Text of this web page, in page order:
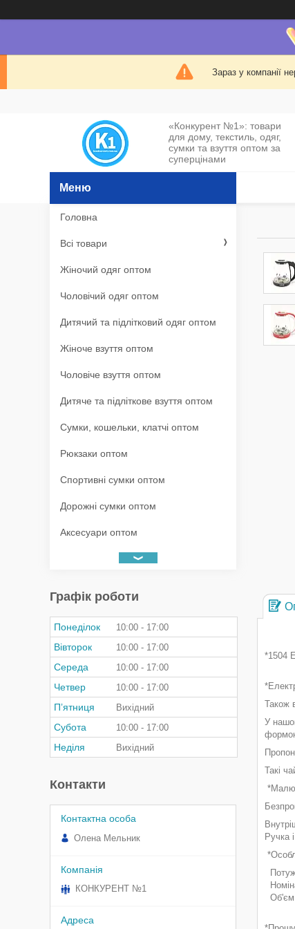
Зараз у компанії
«Конкурент №1»: товари
для дому, текстиль, одяг,
сумки та взуття оптом за
суперцінами
*1504
Також
У
Такі
Ручка
Головна
Всі товари
Жіночий одяг оптом
Чоловічий одяг оптом
Дитячий та підлітковий одяг оптом
Жіноче взуття оптом
Чоловіче взуття оптом
Дитяче та підліткове взуття оптом
Сумки, кошельки, клатчі оптом
Рюкзаки оптом
Спортивні сумки оптом
Дорожні сумки оптом
Аксесуари оптом
Графік роботи
Понеділок 10:00 17:00
Вівторок 10:00 17:00
Середа 10:00 17:00
Четвер 10:00 17:00
Пʼятниця Вихідний
Субота 10:00 17:00
Неділя Вихідний
Контакти
Олена Мельник
КОНКУРЕНТ №1